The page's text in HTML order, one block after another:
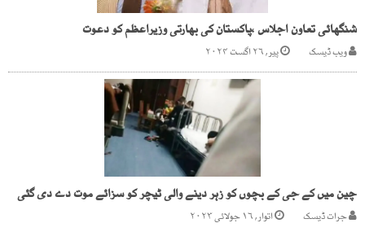
شنگھائی تعاون اجلاس ،پاکستان کی بھارتی وزیراعظم کو دعوت
ویب ڈیسک پیر, ۲۶ اگست ۲۰۲۴
چین میں کے جی کے بچوں کو زہر دینے والی ٹیچر کو سزائے موت دے دی گئی
جرات ڈیسک اتوار, ۱۶ جولائی ۲۰۲۳